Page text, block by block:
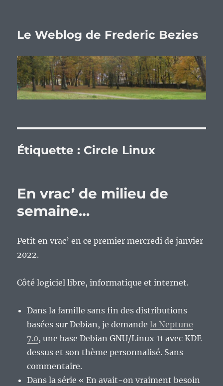
Le Weblog de Frederic Bezies
Étiquette : Circle Linux
En vrac’ de milieu de
semaine…
Petit en vrac’ en ce premier mercredi de janvier
2022.
Côté logiciel libre, informatique et internet.
Dans la famille sans fin des distributions
basées sur Debian, je demandela Neptune
7.0, une base Debian GNU/Linux 11 avec KDE
dessus et son thème personnalisé. Sans
commentaire.
Dans la série « En avait-on vraiment besoin